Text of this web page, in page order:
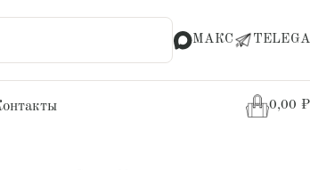
МАКС TELEGA
0,00 ₽